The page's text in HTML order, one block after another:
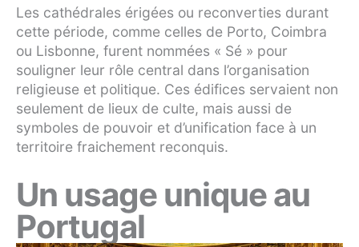
Les cathédrales érigées ou reconverties durant
cette période, comme celles de Porto, Coimbra
ou Lisbonne, furent nommées « Sé » pour
souligner leur rôle central dans l’organisation
religieuse et politique. Ces édifices servaient non
seulement de lieux de culte, mais aussi de
symboles de pouvoir et d’unification face à un
territoire fraichement reconquis.
Un usage unique au
Portugal